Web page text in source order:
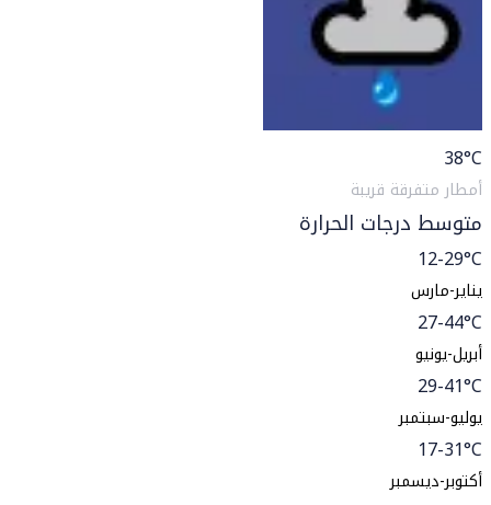
38°C
أمطار متفرقة قريبة
متوسط درجات الحرارة
12-29°C
يناير-مارس
27-44°C
أبريل-يونيو
29-41°C
يوليو-سبتمبر
17-31°C
أكتوبر-ديسمبر